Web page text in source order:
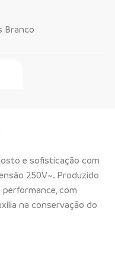
Branco
e sofisticação com
250V~. Produzido
com
na conservação do